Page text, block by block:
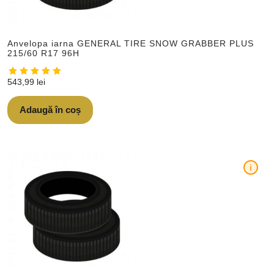
Anvelopa iarna GENERAL TIRE SNOW GRABBER PLUS
215/60 R17 96H
543,99 lei
Adaugă în coș
i